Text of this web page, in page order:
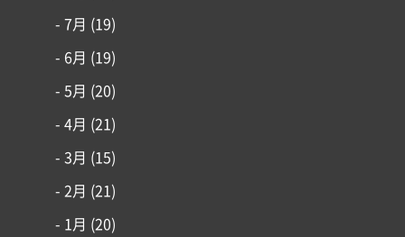
- 7月 (19)
- 6月 (19)
- 5月 (20)
- 4月 (21)
- 3月 (15)
- 2月 (21)
- 1月 (20)